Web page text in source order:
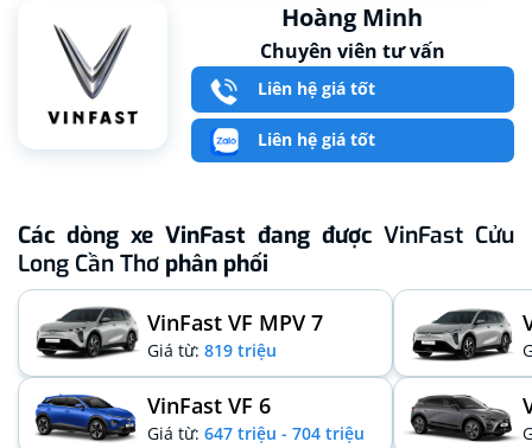
Hoàng Minh
Chuyên viên tư vấn
Liên hệ giá tốt
Liên hệ giá tốt
Các dòng xe VinFast đang được VinFast Cửu
Long Cần Thơ phân phối
VinFast VF MPV 7
Giá từ: 819 triệu
VinFast VF 6
Giá từ: 647 triệu - 704 triệu